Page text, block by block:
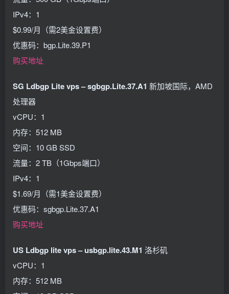
IPv4：1
$0.99/月（需2美金设置费）
优惠码：bgp.Lite.39.P1
购买地址
SG Ldbgp Lite vps – sgbgp.Lite.37.A1 新加坡国际，AMD
处理器
vCPU：1
内存：512 MB
空间：10 GB SSD
流量：2 TB（1Gbps端口）
IPv4：1
$1.69/月（需1美金设置费）
优惠码：sgbgp.Lite.37.A1
购买地址
US Ldbgp lite vps – usbgp.lite.43.M1 洛杉矶
vCPU：1
内存：512 MB